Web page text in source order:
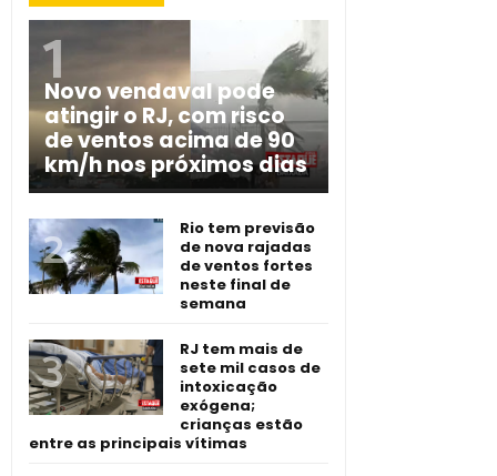
Novo vendaval pode
atingir o RJ, com risco
de ventos acima de 90
km/h nos próximos dias
Rio tem previsão
de nova rajadas
de ventos fortes
neste final de
semana
RJ tem mais de
sete mil casos de
intoxicação
exógena;
crianças estão
entre as principais vítimas